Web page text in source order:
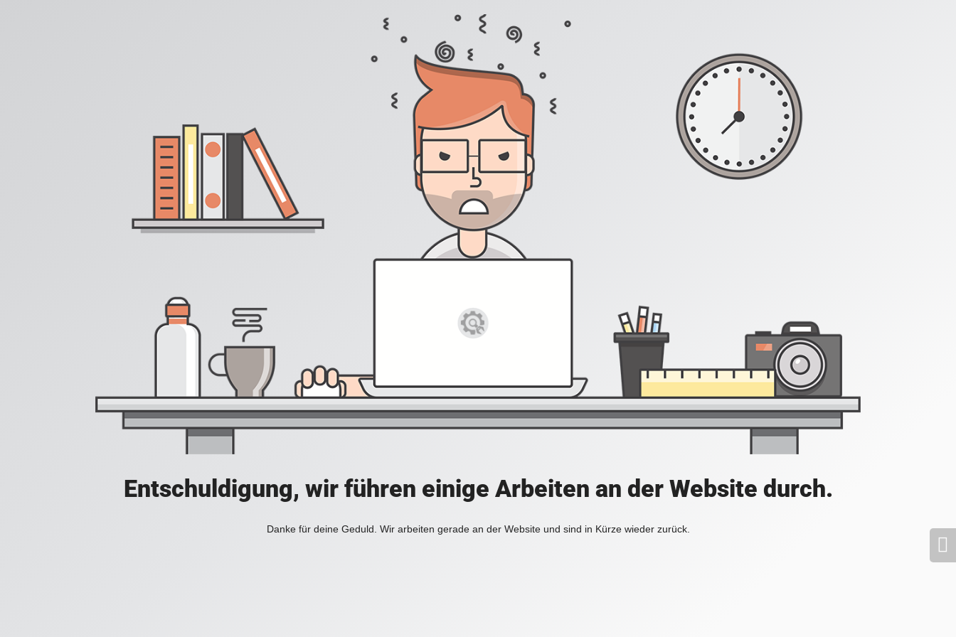
Entschuldigung, wir führen einige Arbeiten an der Website durch.
Danke für deine Geduld. Wir arbeiten gerade an der Website und sind in Kürze wieder zurück.